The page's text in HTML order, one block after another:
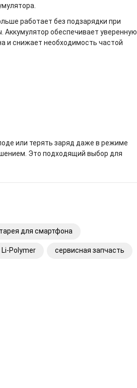
работает без подзарядки при
Аккумулятор обеспечивает уверенную
и снижает необходимость частой
или терять заряд даже в режиме
Это подходящий выбор для
для смартфона
Li-Polymer сервисная запчасть